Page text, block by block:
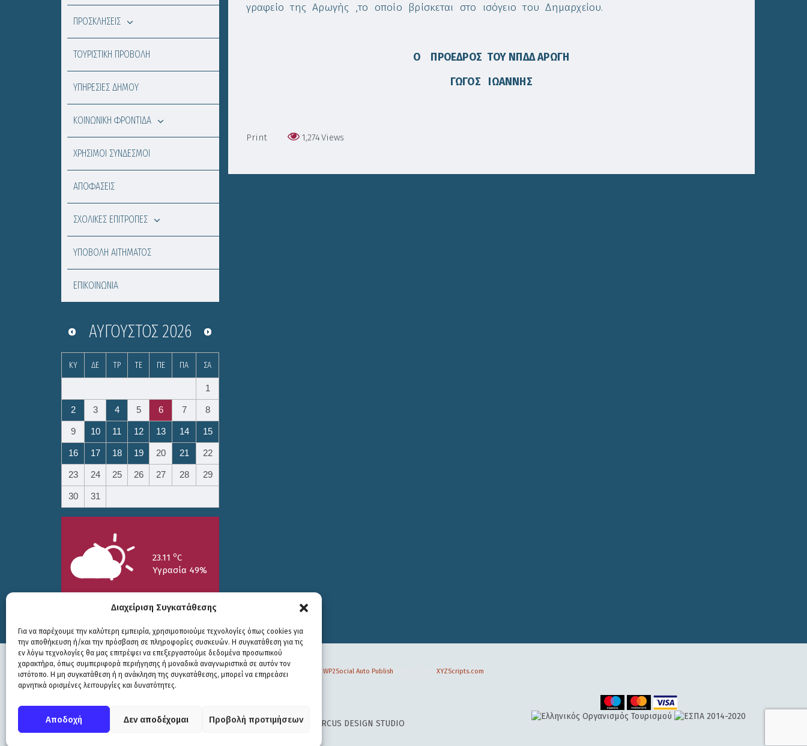
Διαχείριση Συγκατάθεσης
Για να παρέχουμε την καλύτερη εμπειρία, χρησιμοποιούμε τεχνολογίες όπως cookies για
την αποθήκευση ή/και την πρόσβαση σε πληροφορίες συσκευών. Η συγκατάθεση για τις
εν λόγω τεχνολογίες θα μας επιτρέψει να επεξεργαστούμε δεδομένα προσωπικού
χαρακτήρα, όπως συμπεριφορά περιήγησης ή μοναδικά αναγνωριστικά σε αυτόν τον
ιστότοπο. Η μη συγκατάθεση ή η ανάκληση της συγκατάθεσης, μπορεί να επηρεάσει
αρνητικά ορισμένες λειτουργίες και δυνατότητες.
Αποδοχή Δεν αποδέχομαι Προβολή προτιμήσεων
γραφείο της Αρωγής ,το οποίο βρίσκεται στο ισόγειο του Δημαρχείου.
Ο ΠΡΟΕΔΡΟΣ ΤΟΥ ΝΠΔΔ ΑΡΩΓΗ
ΓΩΓΟΣ ΙΩΑΝΝΗΣ
Print 1,274Views
ΠΡΟΣΚΛΗΣΕΙΣ
ΤΟΥΡΙΣΤΙΚΗ ΠΡΟΒΟΛΗ
ΥΠΗΡΕΣΙΕΣ ΔΗΜΟΥ
ΚΟΙΝΩΝΙΚΗ ΦΡΟΝΤΙΔΑ
ΧΡΗΣΙΜΟΙ ΣΥΝΔΕΣΜΟΙ
ΑΠΟΦΑΣΕΙΣ
ΣΧΟΛΙΚΕΣ ΕΠΙΤΡΟΠΕΣ
ΥΠΟΒΟΛΗ ΑΙΤΗΜΑΤΟΣ
ΕΠΙΚΟΙΝΩΝΙΑ
ΑΎΓΟΥΣΤΟΣ 2026
ΚΥ ΔΕ ΤΡ ΤΕ ΠΕ ΠΑ ΣΑ
1
2 3 4 5 6 7 8
9 10 11 12 13 14 15
16 17 18 19 20 21 22
23 24 25 26 27 28 29
30 31
23.11 oC
Υγρασία 49%
25/7
15.73oC
26/7
17.99oC
27/7
20.94oC
© COPYRIGHT ΔΗΜΟΣ ΣΟΥΛΙΟΥ 2026
WEB DEVELOPMENT BYΕΓΚΡΙΤΟΣ GROUP| GRAPHICS DESIGN BY CIRCUS DESIGN STUDIO
WP2Social Auto Publish XYZScripts.com